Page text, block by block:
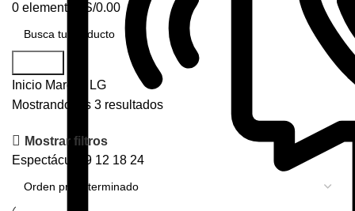
0 elementos S/0.00
Inicio Marcas
LG
Mostrando los 3 resultados
Mostrar filtros
Espectáculo
9 12 18 24